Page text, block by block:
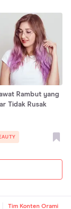
Rambut yang
Tidak Rusak
Tim Konten Orami